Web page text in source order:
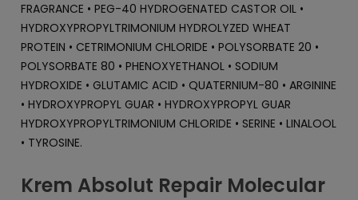
FRAGRANCE • PEG-40 HYDROGENATED CASTOR OIL •
HYDROXYPROPYLTRIMONIUM HYDROLYZED WHEAT
PROTEIN • CETRIMONIUM CHLORIDE • POLYSORBATE 20 •
POLYSORBATE 80 • PHENOXYETHANOL • SODIUM
HYDROXIDE • GLUTAMIC ACID • QUATERNIUM-80 • ARGININE
• HYDROXYPROPYL GUAR • HYDROXYPROPYL GUAR
HYDROXYPROPYLTRIMONIUM CHLORIDE • SERINE • LINALOOL
• TYROSINE.
Krem Absolut Repair Molecular